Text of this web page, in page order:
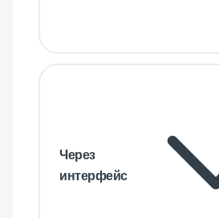
Через
интерфейс